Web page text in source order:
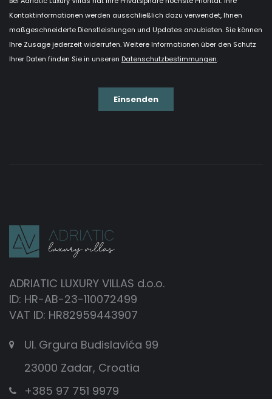
ADRIATIC LUXURY VILLAS d.o.o.
ID: HR-AB-23-110072499
VAT ID: HR82959443907
Ul. Grgura Budislavića 99
23000 Zadar, Croatia
+385 97 751 9979